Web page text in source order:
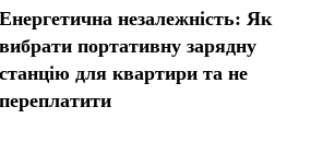
Енергетична незалежність: Як
вибрати портативну зарядну
станцію для квартири та не
переплатити